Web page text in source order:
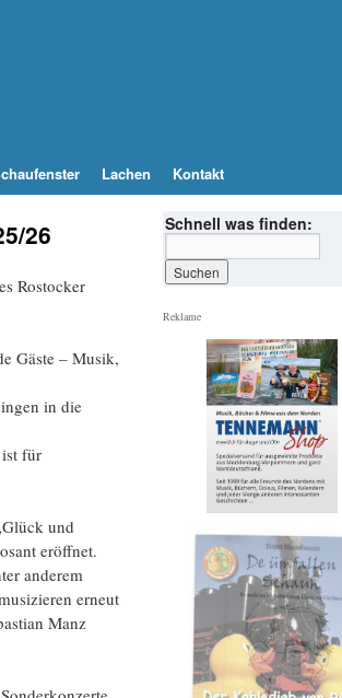
Lachen Kontakt
26
Rostocker
Gäste – Musik,
in die
für
und
eröffnet.
anderem
erneut
Manz
Schnell was finden:
Reklame